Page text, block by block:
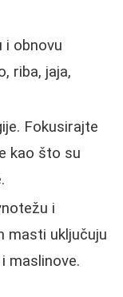
i obnovu
riba, jaja,
Fokusirajte
kao što su
i
masti uključuju
maslinove.